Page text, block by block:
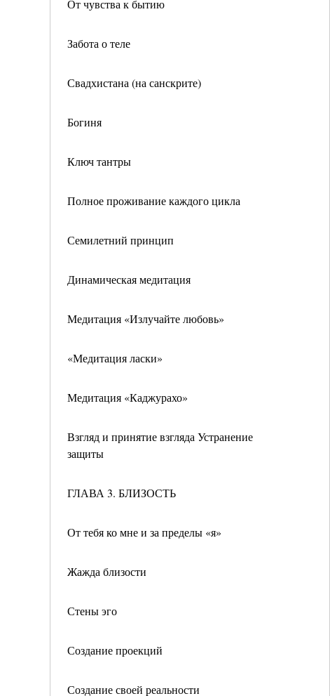
От чувства к бытию
Забота о теле
Свадхистана (на санскрите)
Богиня
Ключ тантры
Полное проживание каждого цикла
Семилетний принцип
Динамическая медитация
Медитация «Излучайте любовь»
«Медитация ласки»
Медитация «Каджурахо»
Взгляд и принятие взгляда Устранение
защиты
ГЛАВА 3. БЛИЗОСТЬ
От тебя ко мне и за пределы «я»
Жажда близости
Стены эго
Создание проекций
Создание своей реальности